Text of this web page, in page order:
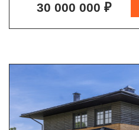
30 000 000 ₽